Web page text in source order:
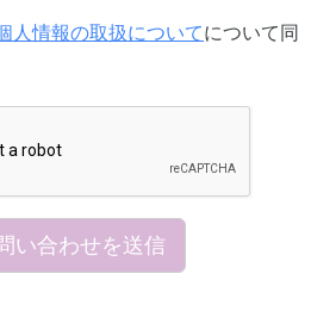
人情報の取扱についてについて同
い合わせを送信